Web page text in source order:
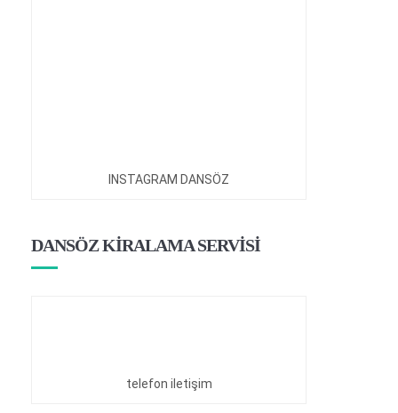
INSTAGRAM DANSÖZ
DANSÖZ KİRALAMA SERVİSİ
telefon iletişim